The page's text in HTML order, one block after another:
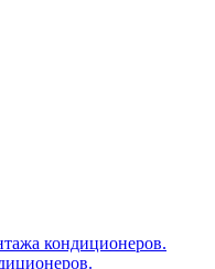
кондиционеров.